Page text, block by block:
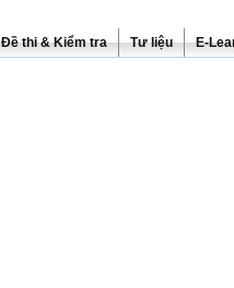
Đề thi & Kiểm tra Tư liệu E-